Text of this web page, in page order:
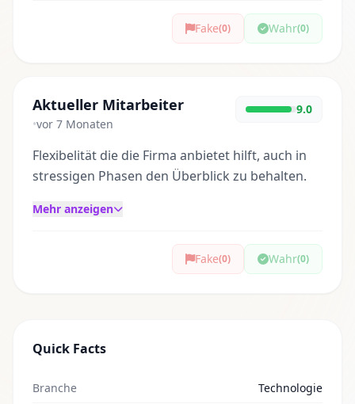
Fake(0) Wahr(0)
Aktueller Mitarbeiter
•vor 7 Monaten
9.0
Flexibelität die die Firma anbietet hilft, auch in
stressigen Phasen den Überblick zu behalten.
Mehr anzeigen
Fake(0) Wahr(0)
Quick Facts
Branche Technologie